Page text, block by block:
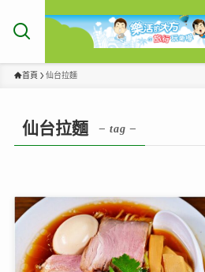
首頁 仙台拉麵
仙台拉麵 – tag –